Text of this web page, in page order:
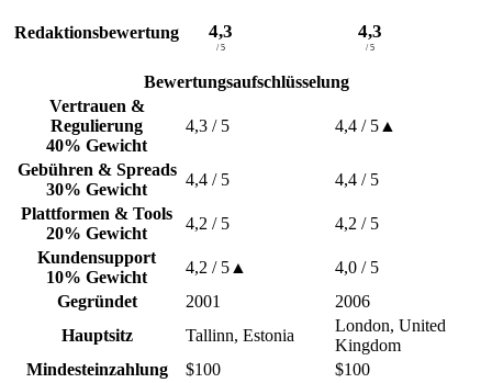
Redaktionsbewertung 4,3
/ 5
4,3
/ 5
Bewertungsaufschlüsselung
Vertrauen &
Regulierung
40% Gewicht
4,3 / 5 4,4 / 5 ▲
Gebühren & Spreads
30% Gewicht
4,4 / 5 4,4 / 5
Plattformen & Tools
20% Gewicht
4,2 / 5 4,2 / 5
Kundensupport
10% Gewicht
4,2 / 5 ▲ 4,0 / 5
Gegründet
2001
2006
Hauptsitz
Tallinn, Estonia
London, United
Kingdom
Mindesteinzahlung
$100
$100